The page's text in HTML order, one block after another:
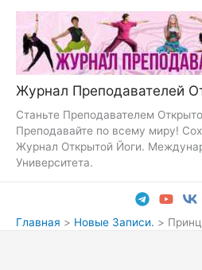
Перейти
содержимому
Журнал Преподавателей
Станьте Преподавателем
Преподавайте по всему миру!
Журнал Открытой Йоги.
Университета.
Главная Новые Записи.